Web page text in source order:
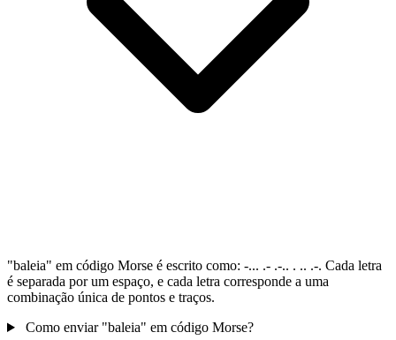
"baleia" em código Morse é escrito como: -... .- .-.. . .. .-. Cada letra
é separada por um espaço, e cada letra corresponde a uma
combinação única de pontos e traços.
Como enviar "baleia" em código Morse?